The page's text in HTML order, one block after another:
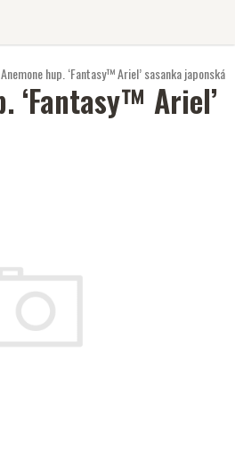
Anemone hup. ‘Fantasy™ Ariel’sasanka japonská
‘Fantasy™ Ariel’